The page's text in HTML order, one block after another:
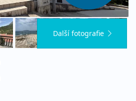
Další fotografie